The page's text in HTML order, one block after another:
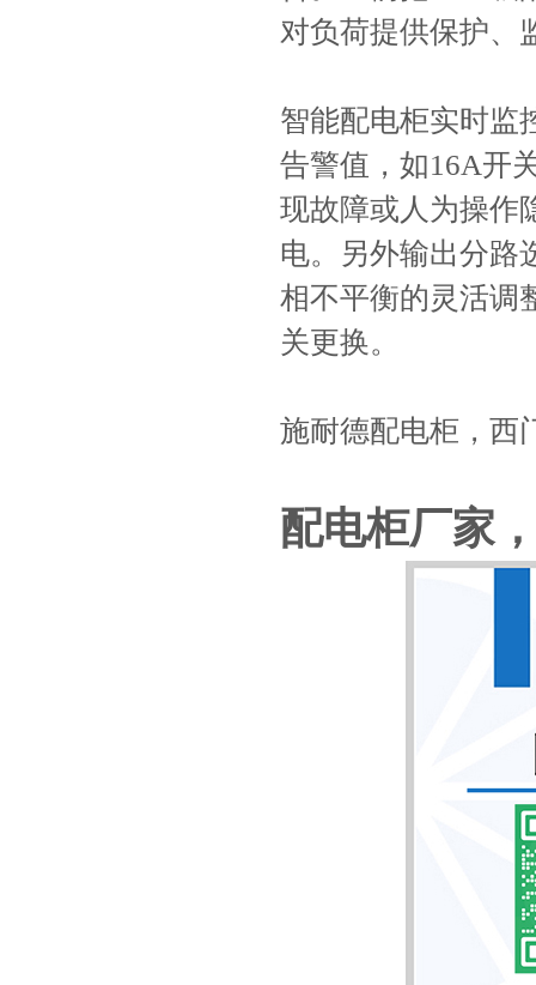
对负荷提供保护、
智能配电柜实时监
告警值，如16A开
现故障或人为操作
电。另外输出分路
相不平衡的灵活调
关更换。
施耐德配电柜，西
配电柜厂家